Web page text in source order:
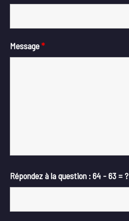
Message*
Répondez à la question : 64 - 63 = ?